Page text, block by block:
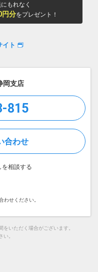
もれなく
円分をプレゼント！
イト
岡支店
815
合わせ
を相談する
わせください。
いただく場合がございます。
い。